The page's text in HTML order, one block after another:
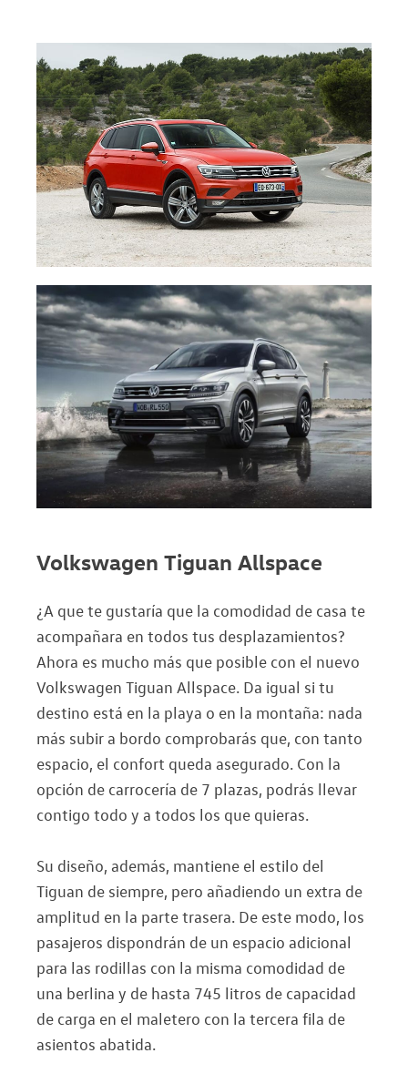
Volkswagen Tiguan Allspace
¿A que te gustaría que la comodidad de casa te
acompañara en todos tus desplazamientos?
Ahora es mucho más que posible con el nuevo
Volkswagen Tiguan Allspace. Da igual si tu
destino está en la playa o en la montaña: nada
más subir a bordo comprobarás que, con tanto
espacio, el confort queda asegurado. Con la
opción de carrocería de 7 plazas, podrás llevar
contigo todo y a todos los que quieras.
Su diseño, además, mantiene el estilo del
Tiguan de siempre, pero añadiendo un extra de
amplitud en la parte trasera. De este modo, los
pasajeros dispondrán de un espacio adicional
para las rodillas con la misma comodidad de
una berlina y de hasta 745 litros de capacidad
de carga en el maletero con la tercera fila de
asientos abatida.